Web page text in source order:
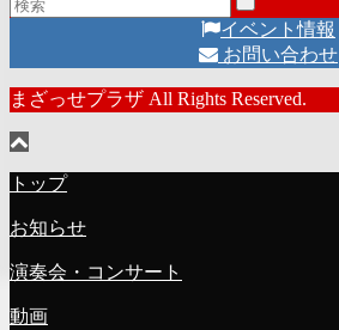
イベント情報
お問い合わせ
まざっせプラザ All Rights Reserved.
トップ
お知らせ
演奏会・コンサート
動画